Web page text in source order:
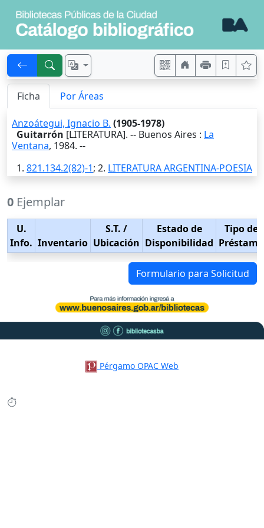
Ficha Por Áreas
Anzoátegui, Ignacio B. (1905-1978)
Guitarrón [LITERATURA]. -- Buenos Aires : La
Ventana, 1984. --
1. 821.134.2(82)-1; 2. LITERATURA ARGENTINA-POESIA
0 Ejemplar
U.
Info. Inventario
S.T. /
Ubicación
Estado de
Disponibilidad
Tipo de
Préstamo
Formulario para Solicitud
Pérgamo OPAC Web